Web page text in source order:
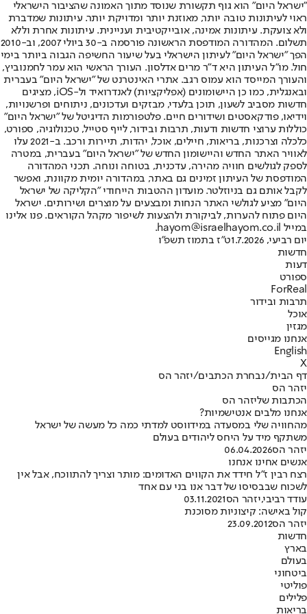
"ישראל היום" הוא גוף תקשורת שנוסד מתוך האמונה שהציבור הישראלי
ראוי לעיתונות טובה יותר, מאוזנת יותר ומדויקת יותר. עיתונות שמדברת
ולא צועקת. עיתונות אמינה, אובייקטיבית ועניינית. עיתונות אחרת וללא
תשלום. המהדורה המודפסת הראשונה פורסמה ב-30 ביולי 2007, וב-2010
הפך "ישראל היום" לעיתון הישראלי בעל שיעור החשיפה הגבוה ביותר בימי
חול. מו"ל העיתון היא ד"ר מרים אדלסון. העורך הראשי הוא עמר לחמנוביץ,
והעורך המייסד הוא עמוס רגב. אתרי האינטרנט של "ישראל היום" בעברית
ובאנגלית, כמו כן היישומונים (אפליקציות) לאנדרואיד ול-iOS, מציגים
חדשות מסביב לשעון, תוכן בלעדי, מבזקים ועדכונים, ניתוחים ופרשנויות,
וידיאו, פודקאסטים ושידורים חיים. פלטפורמות הדיגיטל של "ישראל היום"
כוללות ערוצי חדשות ודעות, תרבות ובידור, לייף סטייל, טכנולוגיה, ספורט,
כלכלה וצרכנות, בריאות, חיילים, אוכל, יהדות, תיירות ורכב. ב-2021 עלו
לאוויר האתר החדש והיישומון החדש של "ישראל היום" בעברית, במטרה
לספק לגולשים חוויה מהירה, עדכנית, בטוחה ונוחה. תכני המהדורה
המודפסת של העיתון זמינים גם באתר, במהדורה יומית מקוונת, ואפשר
לקבל אותם גם בניוזלטר. מועדון ההטבות הייחודי "הקליקה של ישראל
היום" מציע לגולשי האתר הנחות ומבצעים על מוצרים ושירותים. ישראל
היום פתוח להערות, לביקורת ולהצעות לשיפור מקהל הקוראים. פנו אלינו
במייל hayom@israelhayom.co.il.
יום רביעי, 1.7.2026
ט"ז בתמוז תשפ"ו
חדשות
דעות
ספורט
ForReal
תרבות ובידור
אוכל
מגזין
אנחנו מגייסים
English
X
דף הבית/נבחרת הכתבים/יזהר הס
יזהר הס
הכתבות שליזהר הס
אנחנו מלבים אנטישמיות?
מהחוויה שלי במסעדה במידווסט למדתי כמה כל מעשה של ישראל
משתקף מיד על היחס ליהודים בעולם
יזהר הס06.04.2026
אנשים אחינו אנחנו
רצח רבין ז"ל חידד את הקווים האדומים: מותר וצריך להתווכח, אבל אין
לשכוח שבבסיסו של דבר אנו בני עם אחד
עודד רביבי,יזהר הס03.11.2021
קול באישה: קיצוניות מסוכנת
יזהר הס23.09.2012
חדשות
בארץ
בעולם
ביטחוני
פוליטי
פלילים
בריאות